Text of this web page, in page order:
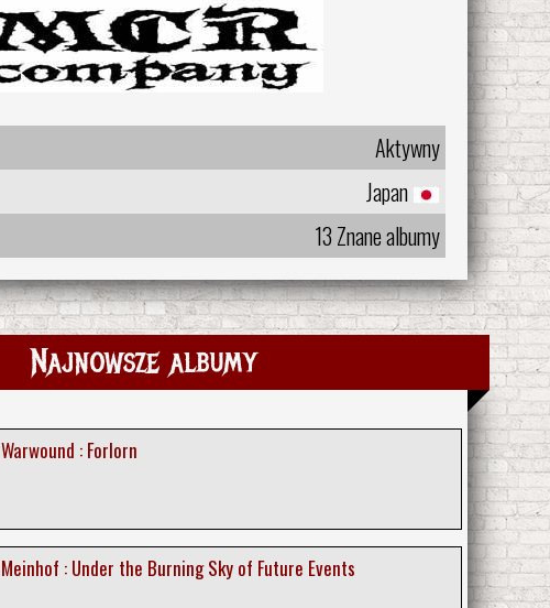
Aktywny
Japan
13 Znane albumy
Najnowsze albumy
Warwound : Forlorn
Meinhof : Under the Burning Sky of Future Events